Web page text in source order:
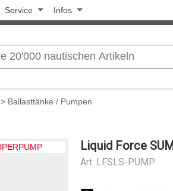
Service Infos
> Ballasttänke / Pumpen
Liquid Force
Art. LFSLS-PUMP